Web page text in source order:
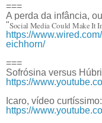
===
A perda da infância,
"Social Media Could Make It
https://
eichhorn/
===
Sofrósina versus
https://
Icaro, vídeo curtíssimo:
https://